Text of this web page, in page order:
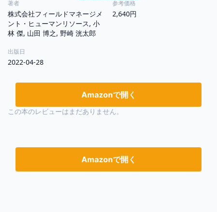
著者
株式会社フィールドマネージメ
ント・ヒューマンリソース, 小
林 傑, 山田 博之, 野崎 洸太郎
参考価格
2,640円
出版日
2022-04-28
Amazonで開く
この本のレビューはまだありません。
Amazonで開く